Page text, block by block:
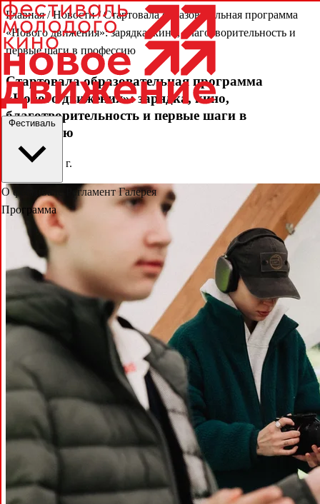
Фестиваль
О фестивале РегламентГалерея
Программа
Главная / Новости / Стартовала образовательная программа
«Нового движения»: зарядка, кино, благотворительность и
первые шаги в профессию
Стартовала образовательная программа
«Нового движения»: зарядка, кино,
благотворительность и первые шаги в
профессию
29 мая 2026 г.